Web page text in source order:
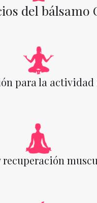
del bálsamo
para la actividad
recuperación